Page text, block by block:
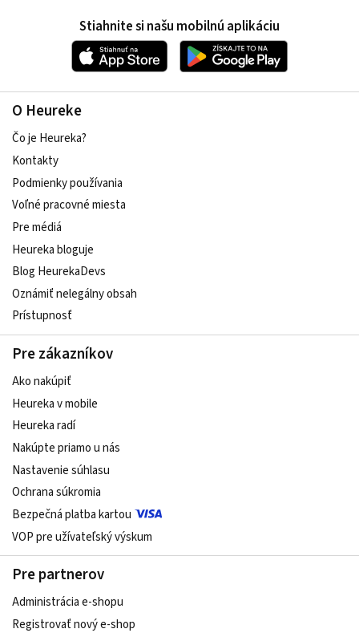
O Heureke
Čo je Heureka?
Kontakty
Podmienky používania
Voľné pracovné miesta
Pre médiá
Heureka bloguje
Blog HeurekaDevs
Oznámiť nelegálny obsah
Prístupnosť
Pre zákazníkov
Ako nakúpiť
Heureka v mobile
Heureka radí
Nakúpte priamo u nás
Nastavenie súhlasu
Ochrana súkromia
Bezpečná platba kartou
VOP pre užívateľský výskum
Pre partnerov
Administrácia e-shopu
Registrovať nový e-shop
Stiahnite si našu mobilnú aplikáciu